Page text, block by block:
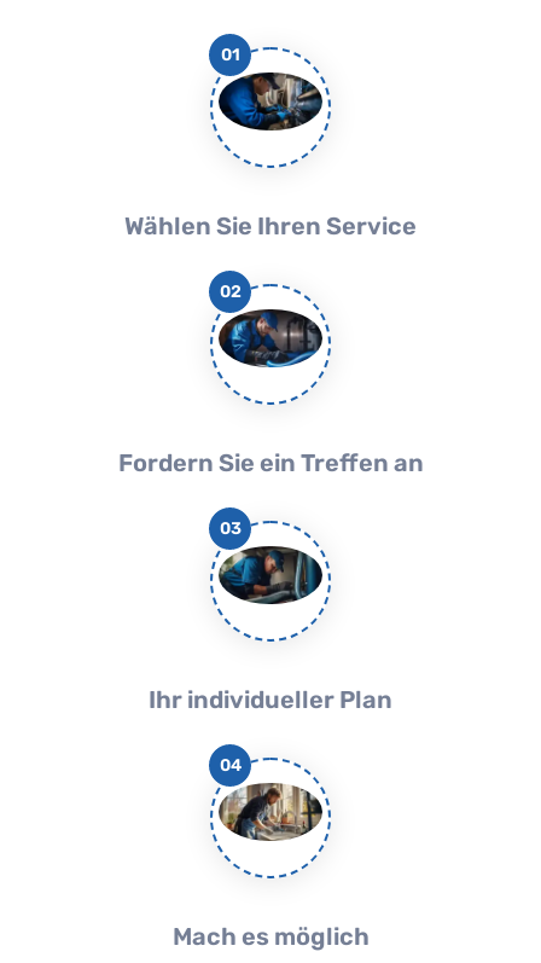
01
Wählen Sie Ihren Service
02
Fordern Sie ein Treffen an
03
Ihr individueller Plan
04
Mach es möglich